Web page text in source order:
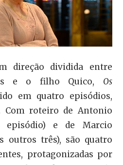
direção dividida entre
e o filho Quico, Os
em quatro episódios,
roteiro de Antonio
e de Marcio
outros três), são quatro
protagonizadas por